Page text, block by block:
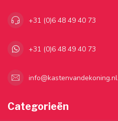
+31 (0)6 48 49 40 73
+31 (0)6 48 49 40 73
info@kastenvandekoning.nl
Categorieën